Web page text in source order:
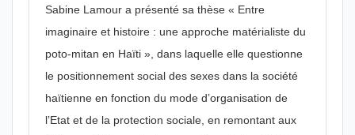
Sabine Lamour a présenté sa thèse « Entre
imaginaire et histoire : une approche matérialiste du
poto-mitan en Haïti », dans laquelle elle questionne
le positionnement social des sexes dans la société
haïtienne en fonction du mode d’organisation de
l’Etat et de la protection sociale, en remontant aux